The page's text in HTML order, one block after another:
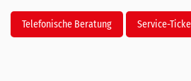
Telefonische Beratung Service-